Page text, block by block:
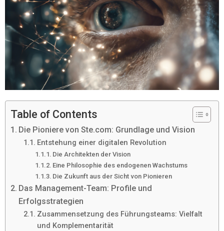
Table of Contents
Die Pioniere von Ste.com: Grundlage und Vision
Entstehung einer digitalen Revolution
Die Architekten der Vision
Eine Philosophie des endogenen Wachstums
Die Zukunft aus der Sicht von Pionieren
Das Management-Team: Profile und
Erfolgsstrategien
Zusammensetzung des Führungsteams: Vielfalt
und Komplementarität